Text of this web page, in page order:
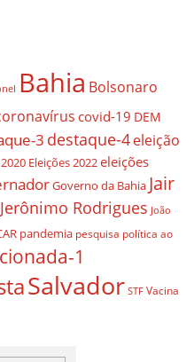
Bahia Bolsonaro
covid-19 DEM
3 destaque-4eleição
Eleições 2022eleições
Governo da Bahia Jair
Jerônimo Rodrigues João
pandemia pesquisa política ao
1
Salvador STF Vacina